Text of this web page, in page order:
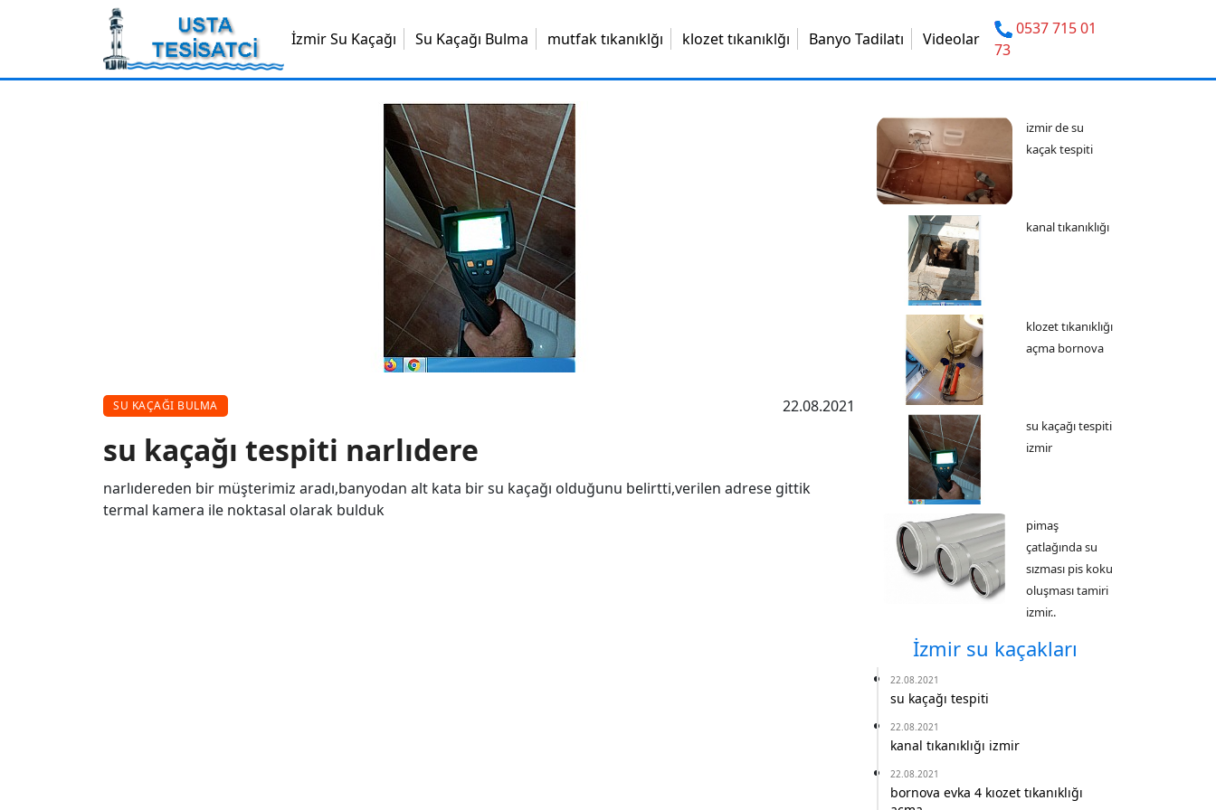
İzmir Su Kaçağı Su Kaçağı Bulma mutfak tıkanıklğı klozet tıkanıklğı Banyo Tadilatı Videolar
0537 715 01
73
SU KAÇAĞI BULMA 22.08.2021
su kaçağı tespiti narlıdere
narlıdereden bir müşterimiz aradı,banyodan alt kata bir su kaçağı olduğunu belirtti,verilen adrese gittik
termal kamera ile noktasal olarak bulduk
izmir de su
kaçak tespiti
kanal tıkanıklığı
klozet tıkanıklığı
açma bornova
su kaçağı tespiti
izmir
pimaş
çatlağında su
sızması pis koku
oluşması tamiri
izmir..
İzmir su kaçakları
22.08.2021
su kaçağı tespiti
22.08.2021
kanal tıkanıklığı izmir
22.08.2021
bornova evka 4 kıozet tıkanıklığı